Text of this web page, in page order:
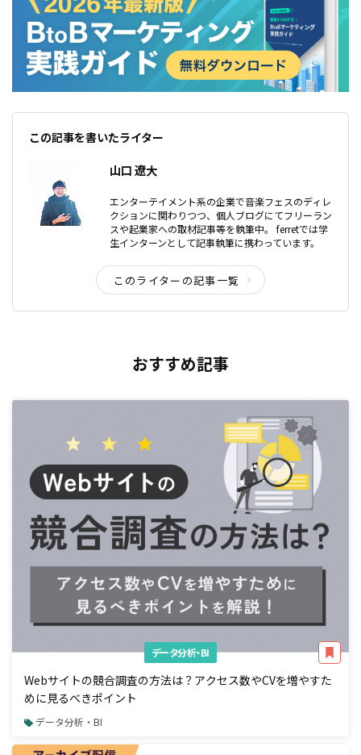
この記事を書いたライター
山口 遼大
エンターテイメント系の企業で音楽フェスのディレ
クションに関わりつつ、個人ブログにてフリーラン
スや起業家への取材記事等を執筆中。 ferretでは学
生インターンとして記事執筆に携わっています。
このライターの記事一覧
おすすめ記事
データ分析・BI
Webサイトの競合調査の方法は？アクセス数やCVを増やすた
めに見るべきポイント
データ分析・BI